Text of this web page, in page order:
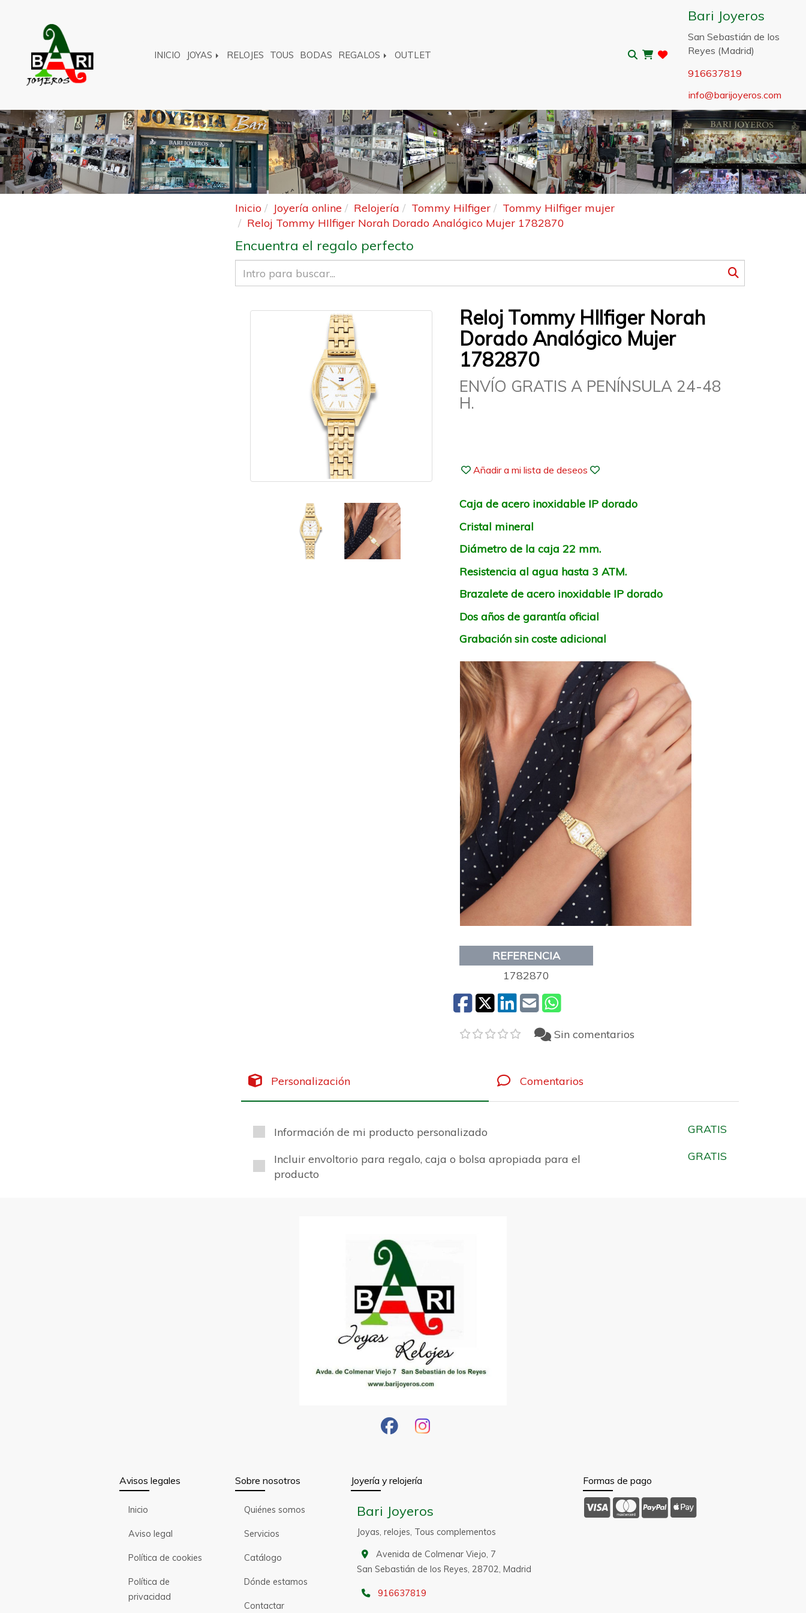
INICIO JOYAS RELOJES TOUS BODAS REGALOS OUTLET
Bari Joyeros
San Sebastián de los
Reyes (Madrid)
916637819
info
barijoyeros.com
Anterior
Inicio Joyería online Relojería Tommy Hilfiger
Tommy Hilfiger mujer
Reloj Tommy HIlfiger Norah Dorado Analógico Mujer 1782870
Encuentra el regalo perfecto
Reloj Tommy HIlfiger Norah
Dorado Analógico Mujer
1782870
ENVÍO GRATIS A PENÍNSULA 24-48
H.
Añadir a mi lista de deseos
Caja de acero inoxidable IP dorado
Cristal mineral
Diámetro de la caja 22 mm.
Resistencia al agua hasta 3 ATM.
Brazalete de acero inoxidable IP dorado
Dos años de garantía oficial
Grabación sin coste adicional
REFERENCIA
1782870
Sin comentarios
Personalización Comentarios
Información de mi producto personalizado GRATIS
Incluir envoltorio para regalo, caja o bolsa apropiada para el
producto
GRATIS
Avisos legales
Inicio
Aviso legal
Política de cookies
Política de
privacidad
Sobre nosotros
Quiénes somos
Servicios
Catálogo
Dónde estamos
Contactar
Joyería y relojería
Bari Joyeros
Joyas, relojes, Tous complementos
Avenida de Colmenar Viejo, 7
San Sebastián de los Reyes, 28702,Madrid
916637819
Formas de pago